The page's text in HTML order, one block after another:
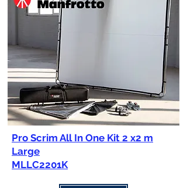
Pro Scrim All In One Kit 2 x2 m
Large
MLLC2201K